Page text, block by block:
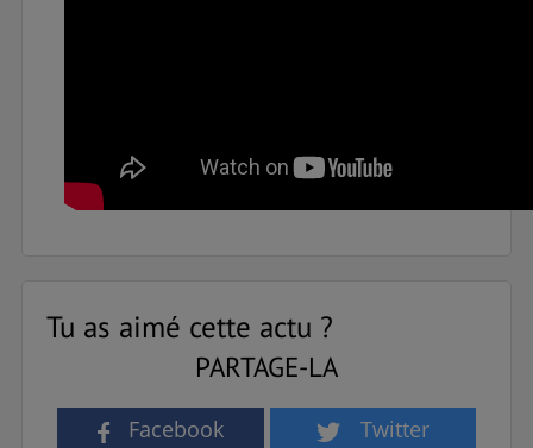
Tu as aimé cette actu ?
PARTAGE-LA
Facebook
Twitter